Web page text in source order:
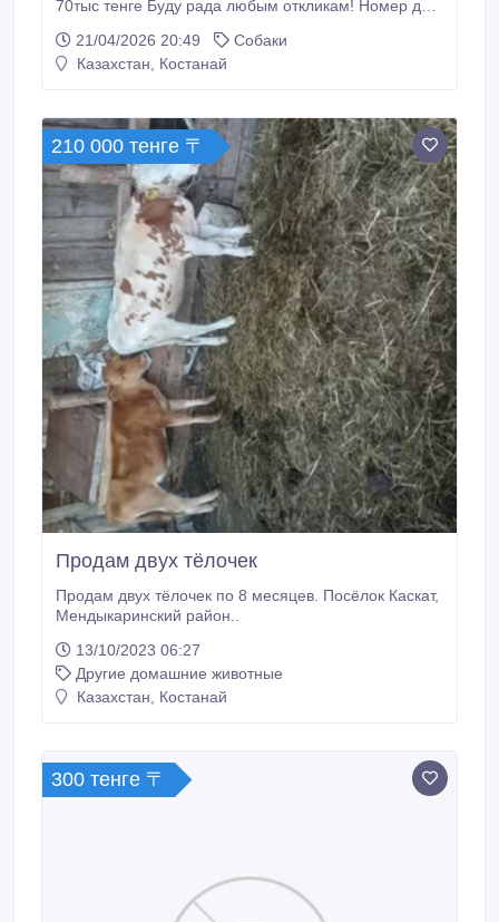
70тыс тенге Буду рада любым откликам! Номер для
звонить, только писать, обязательно отвечу..
21/04/2026 20:49
Собаки
Казахстан, Костанай
210 000 тенге 〒
Продам двух тёлочек
Продам двух тёлочек по 8 месяцев. Посёлок Каскат,
Мендыкаринский район..
13/10/2023 06:27
Другие домашние животные
Казахстан, Костанай
300 тенге 〒